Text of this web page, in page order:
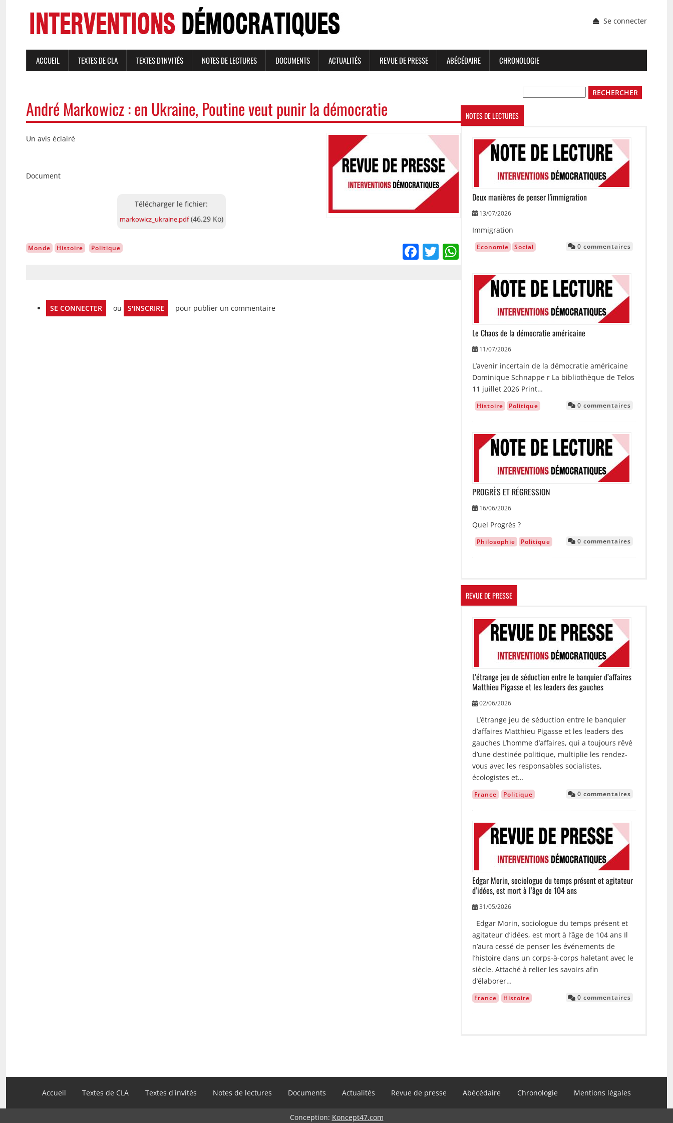
du
l'utilisateur
Se connecter
NAVIGATION
PRINCIPALE
ACCUEIL TEXTES DE CLA TEXTES D'INVITÉS NOTES DE LECTURES DOCUMENTS ACTUALITÉS REVUE DE PRESSE ABÉCÉDAIRE CHRONOLOGIE
André Markowicz : en Ukraine, Poutine veut punir la démocratie
Un avis éclairé
Document
Document
markowicz_ukraine.pdf (46.29 Ko)
Monde Histoire Politique Facebook
TwitterWhatsApp
SE CONNECTER ou S'INSCRIRE pour publier un commentaire
NOTES DE LECTURES
Image
Deux manières de penser l'immigration
13/07/2026
Immigration
Economie Social 0 commentaires
Image
Le Chaos de la démocratie américaine
11/07/2026
L’avenir incertain de la démocratie américaine
Dominique Schnappe r La bibliothèque de Telos
11 juillet 2026 Print…
Histoire Politique 0 commentaires
Image
PROGRÈS ET RÉGRESSION
16/06/2026
Quel Progrès ?
Philosophie Politique 0 commentaires
REVUE DE PRESSE
Image
L’étrange jeu de séduction entre le banquier d’affaires
Matthieu Pigasse et les leaders des gauches
02/06/2026
L’étrange jeu de séduction entre le banquier
d’affaires Matthieu Pigasse et les leaders des
gauches L’homme d’affaires, qui a toujours rêvé
d’une destinée politique, multiplie les rendez-
vous avec les responsables socialistes,
écologistes et…
France Politique 0 commentaires
Image
Edgar Morin, sociologue du temps présent et agitateur
d’idées, est mort à l’âge de 104 ans
31/05/2026
Edgar Morin, sociologue du temps présent et
agitateur d’idées, est mort à l’âge de 104 ans Il
n’aura cessé de penser les événements de
l’histoire dans un corps-à-corps haletant avec le
siècle. Attaché à relier les savoirs afin
d’élaborer…
France Histoire 0 commentaires
Navigation
principale
Accueil Textes de CLA Textes d'invités Notes de lectures Documents Actualités Revue de presse Abécédaire Chronologie Mentions légales
Conception: Koncept47.com